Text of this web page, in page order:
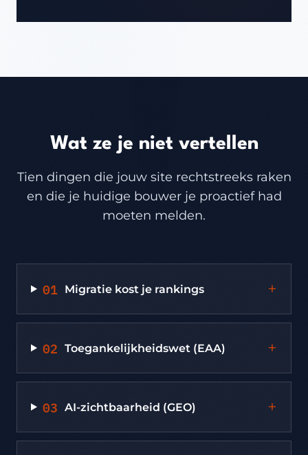
Wat ze je niet vertellen
Tien dingen die jouw site rechtstreeks raken
en die je huidige bouwer je proactief had
moeten melden.
01 Migratie kost je rankings +
02 Toegankelijkheidswet (EAA) +
03 AI-zichtbaarheid (GEO) +